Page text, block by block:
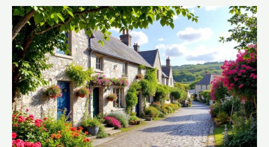
Ce
village
du
Morbihan
est
considéré
comme
le